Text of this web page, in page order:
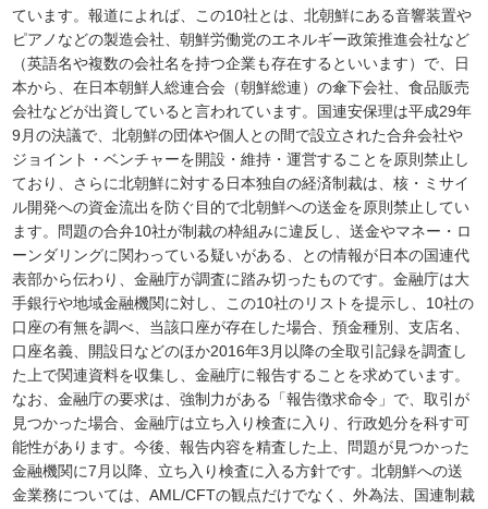
ています。報道によれば、この10社とは、北朝鮮にある音響装置や
ピアノなどの製造会社、朝鮮労働党のエネルギー政策推進会社など
（英語名や複数の会社名を持つ企業も存在するといいます）で、日
本から、在日本朝鮮人総連合会（朝鮮総連）の傘下会社、食品販売
会社などが出資していると言われています。国連安保理は平成29年
9月の決議で、北朝鮮の団体や個人との間で設立された合弁会社や
ジョイント・ベンチャーを開設・維持・運営することを原則禁止し
ており、さらに北朝鮮に対する日本独自の経済制裁は、核・ミサイ
ル開発への資金流出を防ぐ目的で北朝鮮への送金を原則禁止してい
ます。問題の合弁10社が制裁の枠組みに違反し、送金やマネー・ロ
ーンダリングに関わっている疑いがある、との情報が日本の国連代
表部から伝わり、金融庁が調査に踏み切ったものです。金融庁は大
手銀行や地域金融機関に対し、この10社のリストを提示し、10社の
口座の有無を調べ、当該口座が存在した場合、預金種別、支店名、
口座名義、開設日などのほか2016年3月以降の全取引記録を調査し
た上で関連資料を収集し、金融庁に報告することを求めています。
なお、金融庁の要求は、強制力がある「報告徴求命令」で、取引が
見つかった場合、金融庁は立ち入り検査に入り、行政処分を科す可
能性があります。今後、報告内容を精査した上、問題が見つかった
金融機関に7月以降、立ち入り検査に入る方針です。北朝鮮への送
金業務については、AML/CFTの観点だけでなく、外為法、国連制裁